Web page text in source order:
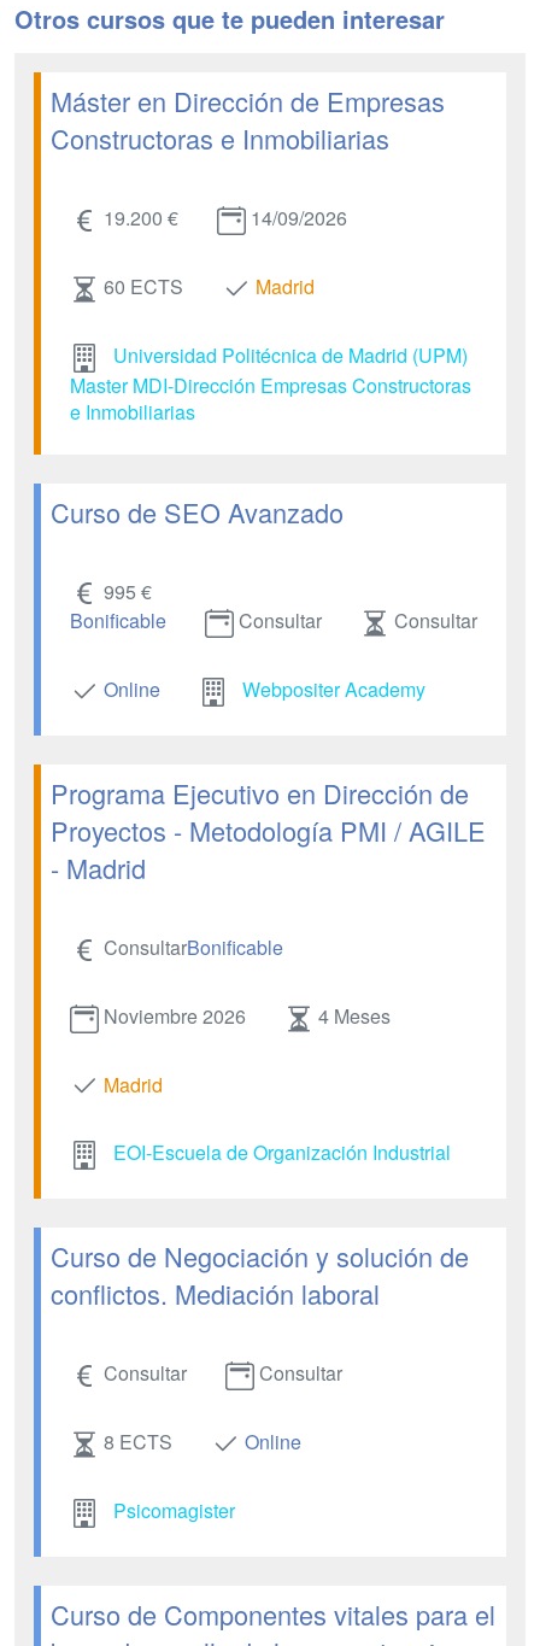
Otros cursos que te pueden interesar
Máster en Dirección de Empresas
Constructoras e Inmobiliarias
19.200 € 14/09/2026
60 ECTS Madrid
Universidad Politécnica de Madrid (UPM)
Master MDI-Dirección Empresas Constructoras
e Inmobiliarias
Curso de SEO Avanzado
995 €
Bonificable
Consultar Consultar
Online Webpositer Academy
Programa Ejecutivo en Dirección de
Proyectos - Metodología PMI / AGILE
- Madrid
ConsultarBonificable
Noviembre 2026 4 Meses
Madrid
EOI-Escuela de Organización Industrial
Curso de Negociación y solución de
conflictos. Mediación laboral
Consultar Consultar
8 ECTS Online
Psicomagister
Curso de Componentes vitales para el